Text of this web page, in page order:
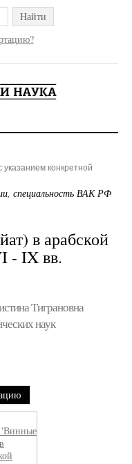
Найти
конкретной
специальность ВАК РФ
в арабской
- IX вв.
Тиграновна
наук